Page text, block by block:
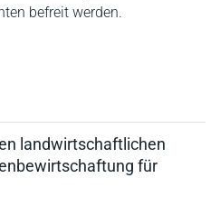
befreit werden.
landwirtschaftlichen
für